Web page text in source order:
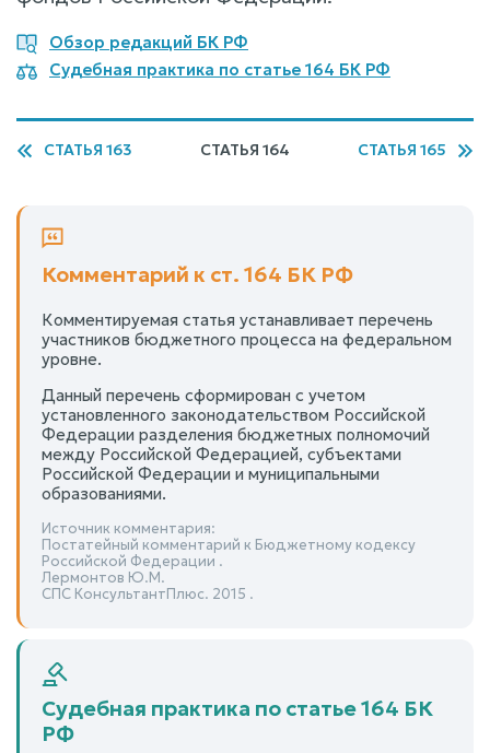
Обзор редакций БК РФ
Судебная практика по статье 164 БК РФ
СТАТЬЯ 163 СТАТЬЯ 164 СТАТЬЯ 165
Комментарий к ст. 164 БК РФ
Комментируемая статья устанавливает перечень
участников бюджетного процесса на федеральном
уровне.
Данный перечень сформирован с учетом
установленного законодательством Российской
Федерации разделения бюджетных полномочий
между Российской Федерацией, субъектами
Российской Федерации и муниципальными
образованиями.
Источник комментария:
Постатейный комментарий к Бюджетному кодексу
Российской Федерации .
Лермонтов Ю.М.
СПС КонсультантПлюс. 2015 .
Судебная практика по статье 164 БК
РФ